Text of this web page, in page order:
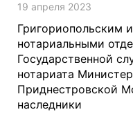
19 апреля 2023
Григориопольским
нотариальными
Государственной
нотариата
Приднестровской
наследники